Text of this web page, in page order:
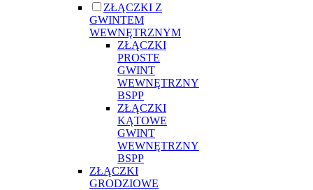
ZŁĄCZKI Z
GWINTEM
WEWNĘTRZNYM
ZŁĄCZKI
PROSTE
GWINT
WEWNĘTRZNY
BSPP
ZŁĄCZKI
KĄTOWE
GWINT
WEWNĘTRZNY
BSPP
ZŁĄCZKI
GRODZIOWE